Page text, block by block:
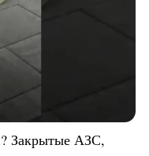
Закрытые АЗС,